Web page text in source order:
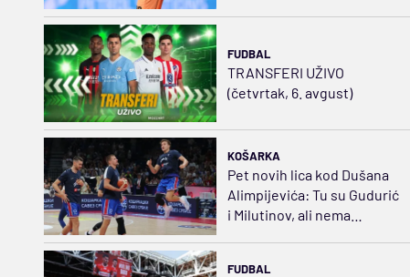
FUDBAL
TRANSFERI UŽIVO
(četvrtak, 6. avgust)
KOŠARKA
Pet novih lica kod Dušana
Alimpijevića: Tu su Gudurić
i Milutinov, ali nema
FUDBAL